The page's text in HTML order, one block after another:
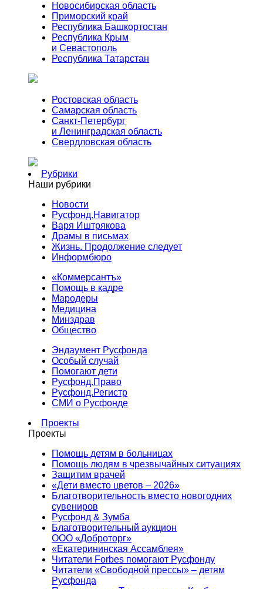
Новосибирская область
Приморский край
Республика Башкортостан
Республика Крым
и Севастополь
Республика Татарстан
Ростовская область
Самарская область
Санкт-Петербург
и Ленинградская область
Свердловская область
Рубрики
Наши рубрики
Новости
Русфонд.Навигатор
Варя Иштрякова
Драмы в письмах
Жизнь. Продолжение следует
Информбюро
«Коммерсантъ»
Помощь в кадре
Мародеры
Медицина
Минздрав
Общество
Эндаумент Русфонда
Особый случай
Помогают дети
Русфонд.Право
Русфонд.Регистр
СМИ о Русфонде
Проекты
Проекты
Помощь детям в больницах
Помощь людям в чрезвычайных ситуациях
Защитим врачей
«Дети вместо цветов – 2026»
Благотворительность вместо новогодних
сувениров
Русфонд & Зумба
Благотворительный аукцион
ООО «Доброторг»
«Екатерининская Ассамблея»
Читатели Forbes помогают Русфонду
Читатели «Свободной прессы» – детям
Русфонда